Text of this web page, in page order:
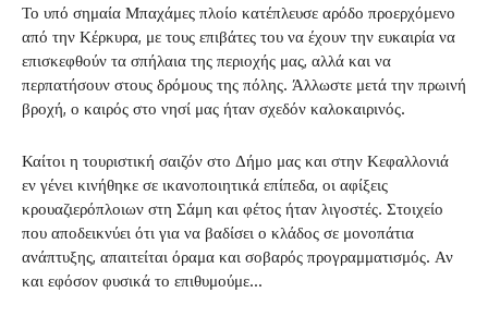
Το υπό σημαία Μπαχάμες πλοίο κατέπλευσε αρόδο προερχόμενο
από την Κέρκυρα, με τους επιβάτες του να έχουν την ευκαιρία να
επισκεφθούν τα σπήλαια της περιοχής μας, αλλά και να
περπατήσουν στους δρόμους της πόλης. Άλλωστε μετά την πρωινή
βροχή, ο καιρός στο νησί μας ήταν σχεδόν καλοκαιρινός.
Καίτοι η τουριστική σαιζόν στο Δήμο μας και στην Κεφαλλονιά
εν γένει κινήθηκε σε ικανοποιητικά επίπεδα, οι αφίξεις
κρουαζιερόπλοιων στη Σάμη και φέτος ήταν λιγοστές. Στοιχείο
που αποδεικνύει ότι για να βαδίσει ο κλάδος σε μονοπάτια
ανάπτυξης, απαιτείται όραμα και σοβαρός προγραμματισμός. Αν
και εφόσον φυσικά το επιθυμούμε…